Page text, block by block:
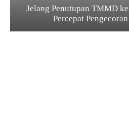
Jelang Penutupan TMMD
Percepat